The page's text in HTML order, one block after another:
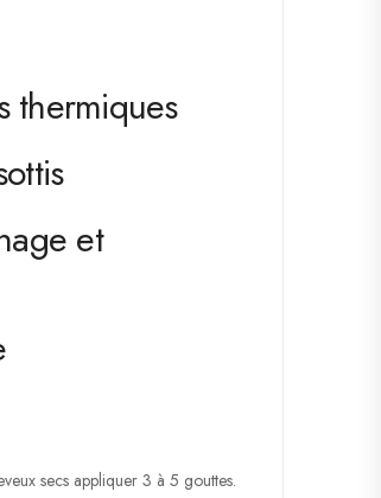
thermiques
et
secs appliquer 3 à 5 gouttes.